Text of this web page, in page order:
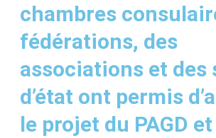
chambres
fédérations, des
associations et des
d’état ont permis
le projet du PAGD